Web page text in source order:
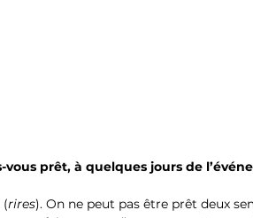
vous prêt, à quelques jours de
(rires). On ne peut pas être prêt deux